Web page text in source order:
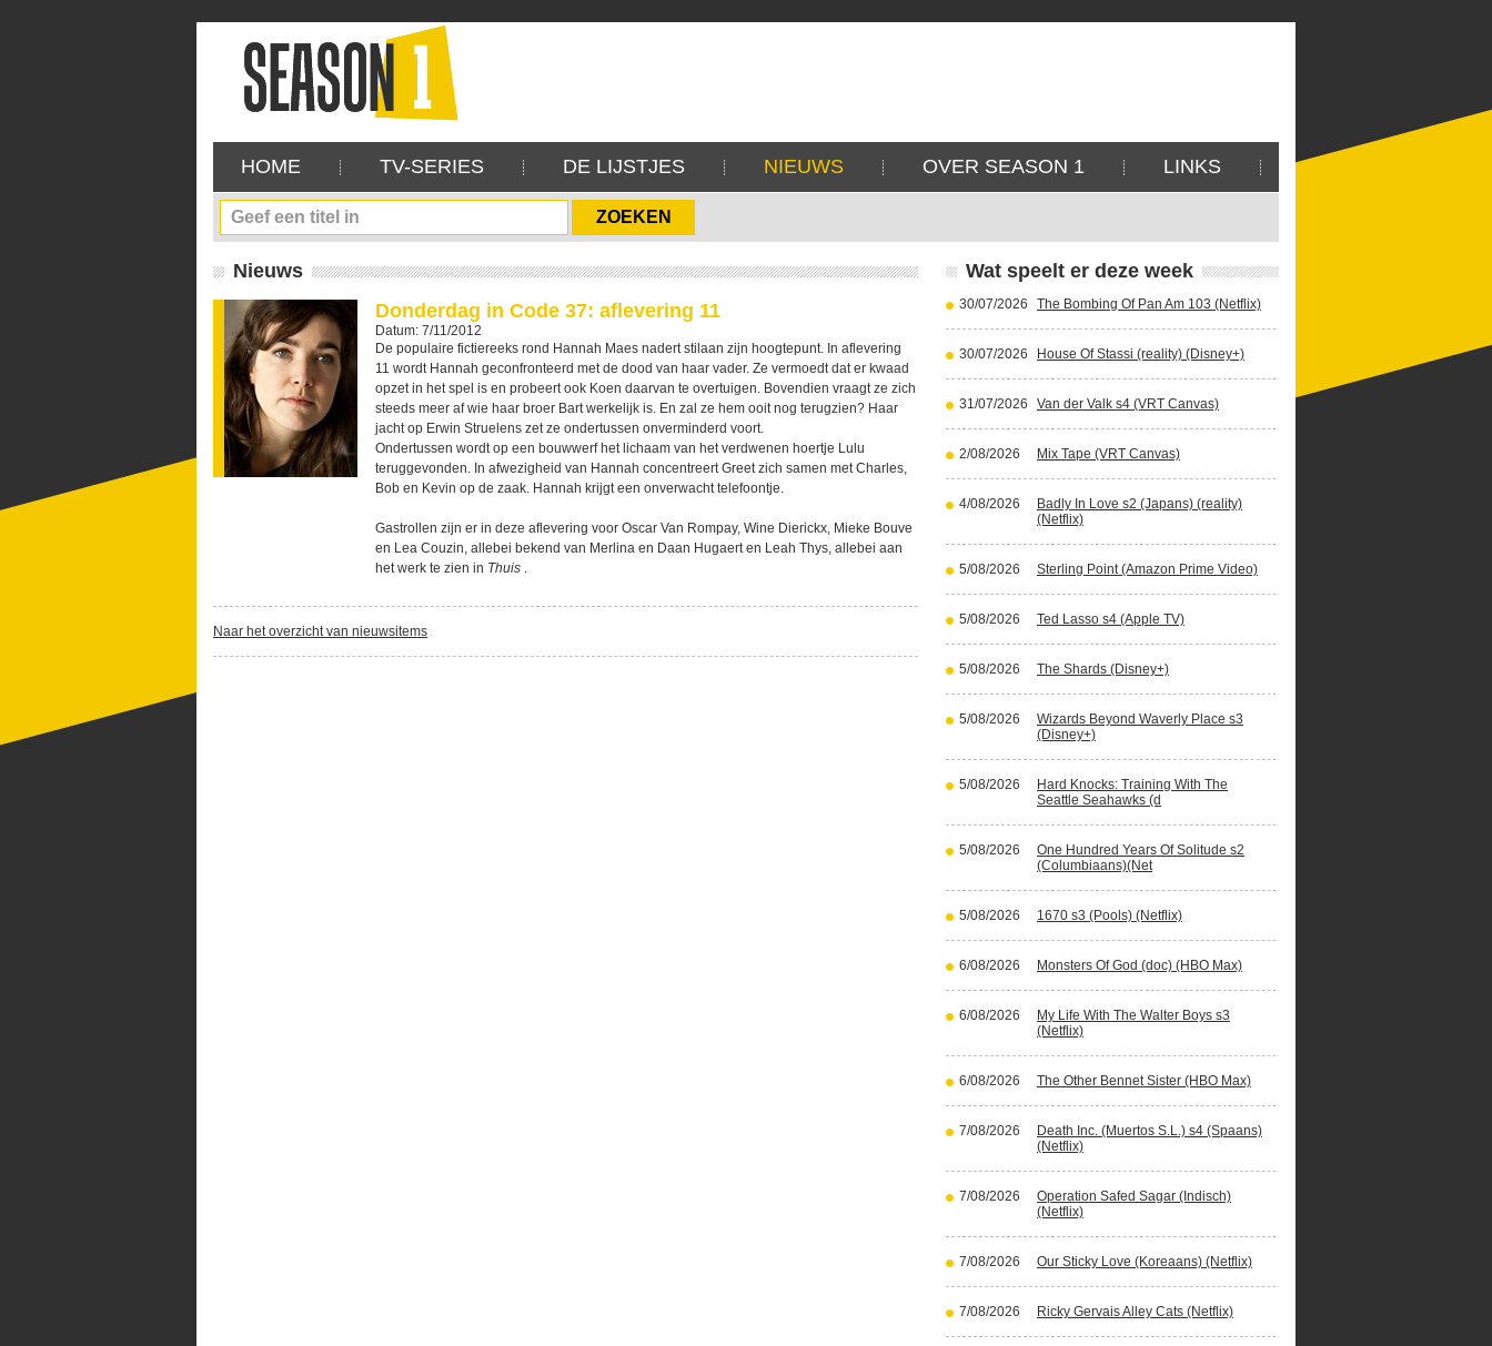
HOME TV-SERIES DE LIJSTJES NIEUWS OVER SEASON 1 LINKS
Nieuws
Donderdag in Code 37: aflevering 11
Datum: 7/11/2012
De populaire fictiereeks rond Hannah Maes nadert stilaan zijn hoogtepunt. In aflevering
11 wordt Hannah geconfronteerd met de dood van haar vader. Ze vermoedt dat er kwaad
opzet in het spel is en probeert ook Koen daarvan te overtuigen. Bovendien vraagt ze zich
steeds meer af wie haar broer Bart werkelijk is. En zal ze hem ooit nog terugzien? Haar
jacht op Erwin Struelens zet ze ondertussen onverminderd voort.
Ondertussen wordt op een bouwwerf het lichaam van het verdwenen hoertje Lulu
teruggevonden. In afwezigheid van Hannah concentreert Greet zich samen met Charles,
Bob en Kevin op de zaak. Hannah krijgt een onverwacht telefoontje.
Gastrollen zijn er in deze aflevering voor Oscar Van Rompay, Wine Dierickx, Mieke Bouve
en Lea Couzin, allebei bekend van Merlina en Daan Hugaert en Leah Thys, allebei aan
het werk te zien in Thuis .
Naar het overzicht van nieuwsitems
Wat speelt er deze week
30/07/2026 The Bombing Of Pan Am 103 (Netflix)
30/07/2026 House Of Stassi (reality) (Disney+)
31/07/2026 Van der Valk s4 (VRT Canvas)
2/08/2026 Mix Tape (VRT Canvas)
4/08/2026
Badly In Love s2 (Japans) (reality)
(Netflix)
5/08/2026 Sterling Point (Amazon Prime Video)
5/08/2026 Ted Lasso s4 (Apple TV)
5/08/2026 The Shards (Disney+)
5/08/2026
Wizards Beyond Waverly Place s3
(Disney+)
5/08/2026
Hard Knocks: Training With The
Seattle Seahawks (d
5/08/2026
One Hundred Years Of Solitude s2
(Columbiaans)(Net
5/08/2026 1670 s3 (Pools) (Netflix)
6/08/2026 Monsters Of God (doc) (HBO Max)
6/08/2026
My Life With The Walter Boys s3
(Netflix)
6/08/2026 The Other Bennet Sister (HBO Max)
7/08/2026
Death Inc. (Muertos S.L.) s4 (Spaans)
(Netflix)
7/08/2026
Operation Safed Sagar (Indisch)
(Netflix)
7/08/2026 Our Sticky Love (Koreaans) (Netflix)
7/08/2026 Ricky Gervais Alley Cats (Netflix)